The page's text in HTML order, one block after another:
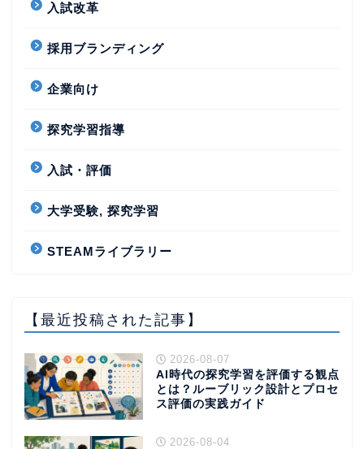
入試改革
採用ブランディング
企業向け
探究学習指導
入試・評価
大学受験, 探究学習
STEAMライブラリー
【最近投稿された記事】
2026-08-07
AI時代の探究学習を評価する観点
とは？ルーブリック設計とプロセ
ス評価の実践ガイド
2026-08-04